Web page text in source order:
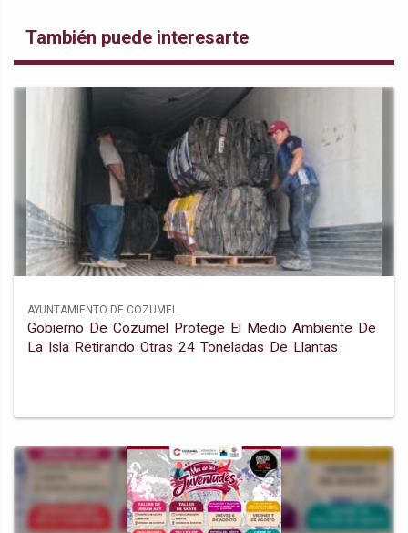
También puede interesarte
AYUNTAMIENTO DE COZUMEL
Gobierno De Cozumel Protege El Medio Ambiente De
La Isla Retirando Otras 24 Toneladas De Llantas